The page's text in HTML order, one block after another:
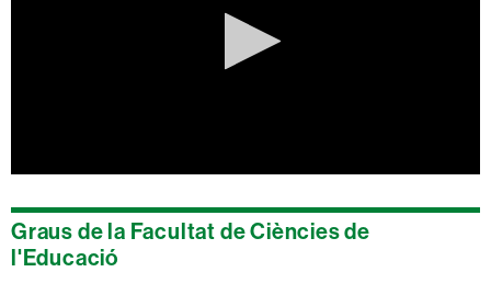
of
0
seconds
Graus de la Facultat de Ciències de
l'Educació